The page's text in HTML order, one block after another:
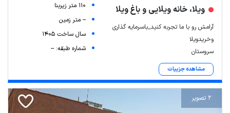
ویلا، خانه ویلایی و باغ ویلا
آرامش رو با ما تجربه کنید_باسرمایه گذاری
وخریدویلا
سروستان
مشاهده جزییات
110 متر زیربنا
-- متر زمین
سال ساخت 1405
شماره طبقه: --
2 تصویر